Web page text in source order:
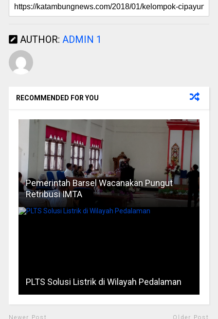
AUTHOR: ADMIN 1
RECOMMENDED FOR YOU
Pemerintah Barsel Wacanakan Pungut
Retribusi IMTA
PLTS Solusi Listrik di Wilayah Pedalaman